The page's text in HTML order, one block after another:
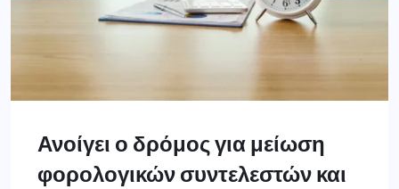
Ανοίγει ο δρόμος για μείωση
φορολογικών συντελεστών και